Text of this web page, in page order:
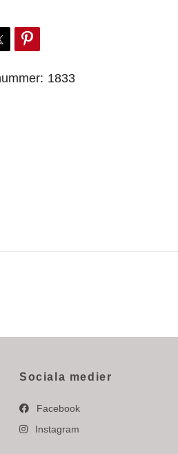
1833
Sociala medier
Facebook
Instagram